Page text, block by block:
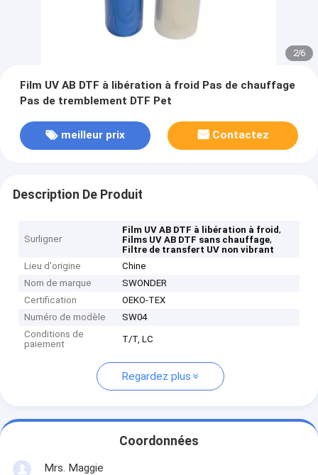
2/6
Film UV AB DTF à libération à froid Pas de chauffage
Pas de tremblement DTF Pet
meilleur prix Contactez
Description De Produit
Surligner
Film UV AB DTF à libération à froid,
Films UV AB DTF sans chauffage,
Filtre de transfert UV non vibrant
Lieu d'origine
Chine
Nom de marque
SWONDER
Certification
OEKO-TEX
Numéro de modèle
SW04
Conditions de
paiement
T/T, LC
Regardez plus
Coordonnées
Mrs. Maggie